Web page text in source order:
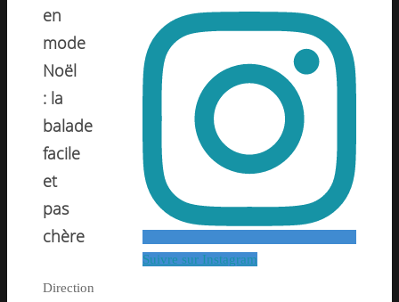
en
mode
Noël
: la
balade
facile
et
pas
chère
Direction
Suivre sur Instagram